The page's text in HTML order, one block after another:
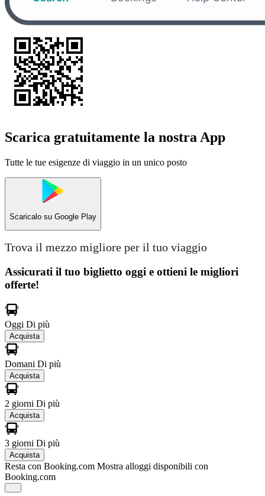
Scarica gratuitamente la nostra App
Tutte le tue esigenze di viaggio in un unico posto
Scaricalo su Google Play
Trova il mezzo migliore per il tuo viaggio
Assicurati il ​​tuo biglietto oggi e ottieni le migliori
offerte!
Oggi Di più
Acquista
Domani Di più
Acquista
2 giorni Di più
Acquista
3 giorni Di più
Acquista
Resta con Booking.com Mostra alloggi disponibili con
Booking.com